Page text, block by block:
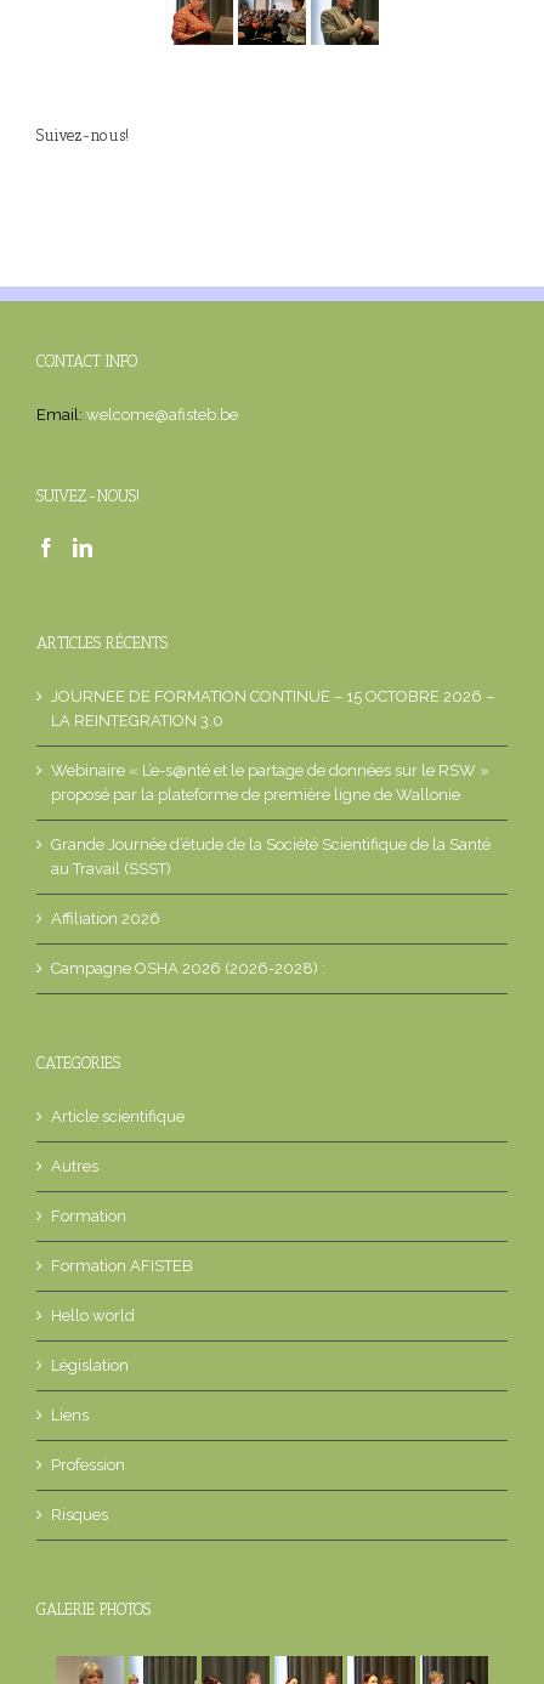
Suivez-nous!
CONTACT INFO
Email: welcome@afisteb.be
SUIVEZ-NOUS!
ARTICLES RÉCENTS
JOURNEE DE FORMATION CONTINUE – 15 OCTOBRE 2026 –
LA REINTEGRATION 3.0
Webinaire « L’e-s@nté et le partage de données sur le RSW »
proposé par la plateforme de première ligne de Wallonie
Grande Journée d’étude de la Société Scientifique de la Santé
au Travail (SSST)
Affiliation 2026
Campagne OSHA 2026 (2026-2028) :
CATEGORIES
Article scientifique
Autres
Formation
Formation AFISTEB
Hello world
Législation
Liens
Profession
Risques
GALERIE PHOTOS